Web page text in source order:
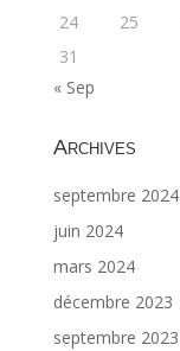
24
25
31
« Sep
Archives
septembre 2024
juin 2024
mars 2024
décembre 2023
septembre 2023